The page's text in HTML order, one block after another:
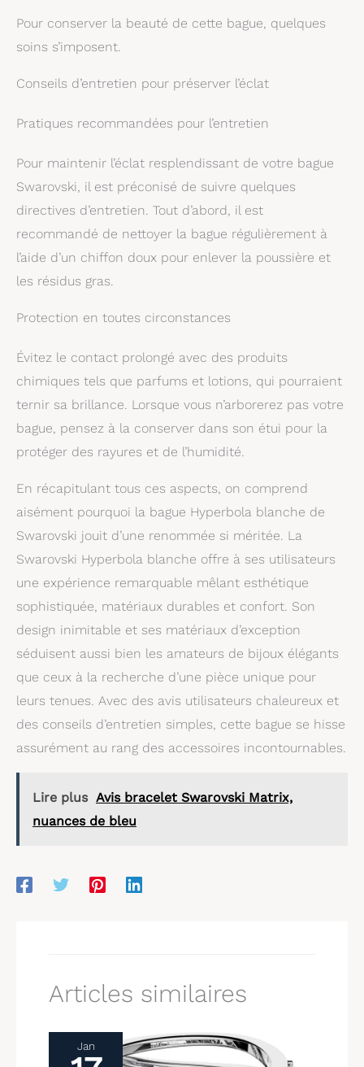
Pour conserver la beauté de cette bague, quelques
soins s’imposent.
Conseils d’entretien pour préserver l’éclat
Pratiques recommandées pour l’entretien
Pour maintenir l’éclat resplendissant de votre bague
Swarovski, il est préconisé de suivre quelques
directives d’entretien. Tout d’abord, il est
recommandé de nettoyer la bague régulièrement à
l’aide d’un chiffon doux pour enlever la poussière et
les résidus gras.
Protection en toutes circonstances
Évitez le contact prolongé avec des produits
chimiques tels que parfums et lotions, qui pourraient
ternir sa brillance. Lorsque vous n’arborerez pas votre
bague, pensez à la conserver dans son étui pour la
protéger des rayures et de l’humidité.
En récapitulant tous ces aspects, on comprend
aisément pourquoi la bague Hyperbola blanche de
Swarovski jouit d’une renommée si méritée. La
Swarovski Hyperbola blanche offre à ses utilisateurs
une expérience remarquable mêlant esthétique
sophistiquée, matériaux durables et confort. Son
design inimitable et ses matériaux d’exception
séduisent aussi bien les amateurs de bijoux élégants
que ceux à la recherche d’une pièce unique pour
leurs tenues. Avec des avis utilisateurs chaleureux et
des conseils d’entretien simples, cette bague se hisse
assurément au rang des accessoires incontournables.
Lire plus Avis bracelet Swarovski Matrix,
nuances de bleu
Articles similaires
Jan